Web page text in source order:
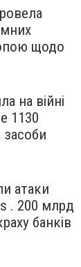
щодо
на війні
1130
засоби
атаки
. 200 млрд
банків